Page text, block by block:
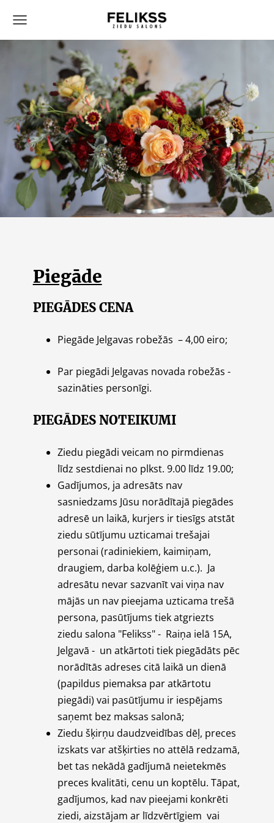
Piegāde
PIEGĀDES CENA
Piegāde Jelgavas robežās – 4,00 eiro;
Par piegādi Jelgavas novada robežās -
sazināties personīgi.
PIEGĀDES NOTEIKUMI
Ziedu piegādi veicam no pirmdienas
līdz sestdienai no plkst. 9.00 līdz 19.00;
Gadījumos, ja adresāts nav
sasniedzams Jūsu norādītajā piegādes
adresē un laikā, kurjers ir tiesīgs atstāt
ziedu sūtījumu uzticamai trešajai
personai (radiniekiem, kaimiņam,
draugiem, darba kolēģiem u.c.). Ja
adresātu nevar sazvanīt vai viņa nav
mājās un nav pieejama uzticama trešā
persona, pasūtījums tiek atgriezts
ziedu salona "Felikss" - Raiņa ielā 15A,
Jelgavā - un atkārtoti tiek piegādāts pēc
norādītās adreses citā laikā un dienā
(papildus piemaksa par atkārtotu
piegādi) vai pasūtījumu ir iespējams
saņemt bez maksas salonā;
Ziedu šķirņu daudzveidības dēļ, preces
izskats var atšķirties no attēlā redzamā,
bet tas nekādā gadījumā neietekmēs
preces kvalitāti, cenu un koptēlu. Tāpat,
gadījumos, kad nav pieejami konkrēti
ziedi, aizstājam ar līdzvērtīgiem vai